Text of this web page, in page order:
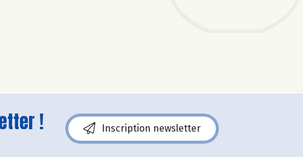
! Inscription newsletter